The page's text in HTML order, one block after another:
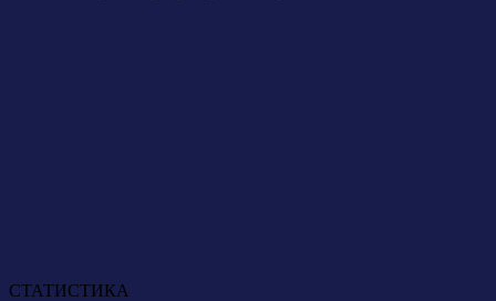
СТАТИСТИКА